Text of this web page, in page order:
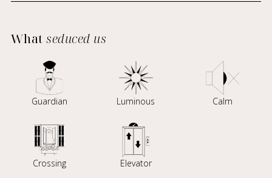
Whatseduced us
Guardian Luminous Calm
Crossing Elevator